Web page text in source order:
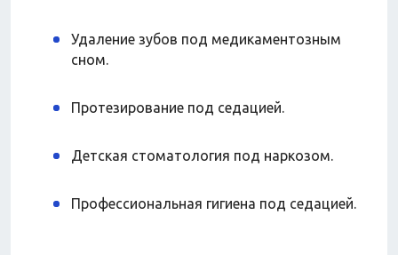
Удаление зубов под медикаментозным
сном.
Протезирование под седацией.
Детская стоматология под наркозом.
Профессиональная гигиена под седацией.